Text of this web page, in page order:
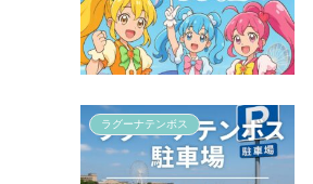
ラグーナテンボス